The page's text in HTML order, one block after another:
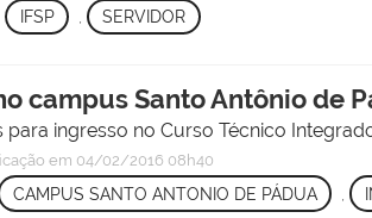
IFSP , SERVIDOR
campus Santo Antônio de
ingresso no Curso Técnico
em 04/02/2016 08h40
CAMPUS SANTO ANTONIO DE PÁDUA ,